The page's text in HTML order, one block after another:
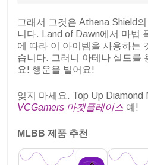
그래서 그것은 Athena Shield
니다. Land of Dawn에서 마법
에 따라 이 아이템을 사용하는
습니다. 그러니 아테나 실드를
요! 행운을 빌어요!
잊지 마세요. Top Up Diamond
VCGamers 마켓플레이스 예!
MLBB 제품 추천